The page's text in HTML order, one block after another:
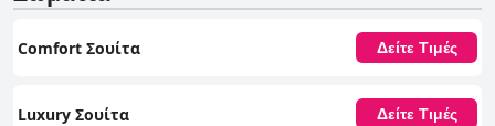
Comfort Σουίτα Δείτε Τιμές
Luxury Σουίτα Δείτε Τιμές